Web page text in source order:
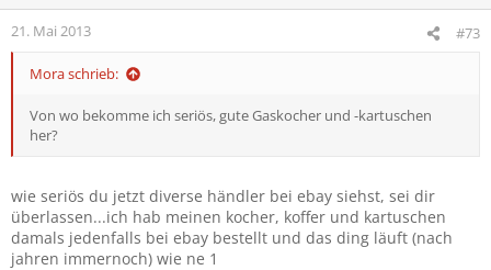
21. Mai 2013 #73
Mora schrieb:
Von wo bekomme ich seriös, gute Gaskocher und -kartuschen
her?
wie seriös du jetzt diverse händler bei ebay siehst, sei dir
überlassen...ich hab meinen kocher, koffer und kartuschen
damals jedenfalls bei ebay bestellt und das ding läuft (nach
jahren immernoch) wie ne 1